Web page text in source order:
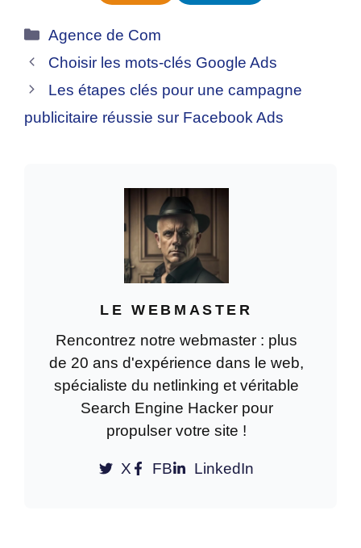
Catégories
Agence de Com
Choisir les mots-clés Google Ads
Les étapes clés pour une campagne
publicitaire réussie sur Facebook Ads
LE WEBMASTER
Rencontrez notre webmaster : plus
de 20 ans d'expérience dans le web,
spécialiste du netlinking et véritable
Search Engine Hacker pour
propulser votre site !
X FB LinkedIn